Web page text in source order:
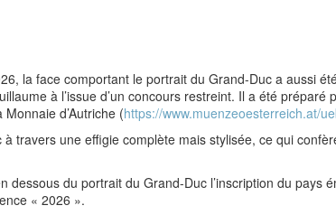
la face comportant le portrait du Grand-Duc a aussi
à l’issue d’un concours restreint. Il a été préparé
d’Autriche (https://www.muenzeoesterreich.at/
travers une effigie complète mais stylisée, ce qui
du portrait du Grand-Duc l’inscription du pays
« 2026 ».